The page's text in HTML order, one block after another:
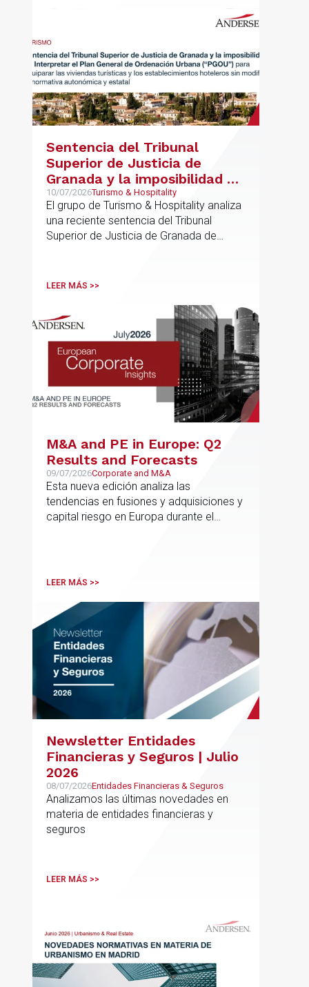
Sentencia del Tribunal
Superior de Justicia de
Granada y la imposibilidad de
Interpretar el Plan General
de Ordenación Urbana
(“PGOU”) para equiparar las
viviendas turísticas y los
autonómica y estatal
10/07/2026Turismo & Hospitality
El grupo de Turismo & Hospitality analiza
una reciente sentencia del Tribunal
Superior de Justicia de Granada de
LEER MÁS >>
M&A and PE in Europe: Q2
Results and Forecasts
09/07/2026Corporate and M&A
Esta nueva edición analiza las
tendencias en fusiones y adquisiciones y
capital riesgo en Europa durante el
LEER MÁS >>
Newsletter Entidades
Financieras y Seguros | Julio
2026
08/07/2026Entidades Financieras & Seguros
Analizamos las últimas novedades en
materia de entidades financieras y
seguros
LEER MÁS >>